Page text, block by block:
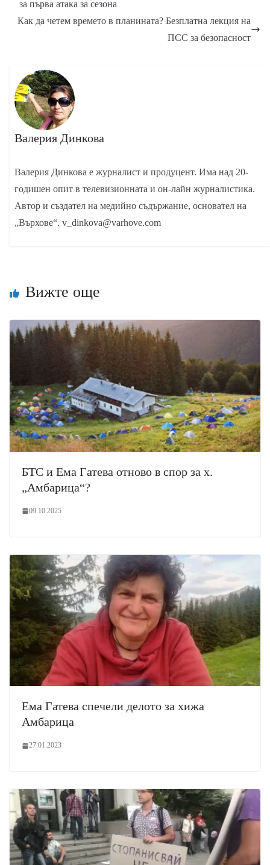
за първа атака за сезона
Как да четем времето в планината? Безплатна лекция на
ПСС за безопасност
Валерия Динкова
Валерия Динкова е журналист и продуцент. Има над 20-
годишен опит в телевизионната и он-лайн журналистика.
Автор и създател на медийно съдържание, основател на
„Върхове“. v_dinkova@varhove.com
Вижте още
БТС и Ема Гатева отново в спор за х.
„Амбарица“?
09.10.2025
Ема Гатева спечели делото за хижа
Амбарица
27.01.2023